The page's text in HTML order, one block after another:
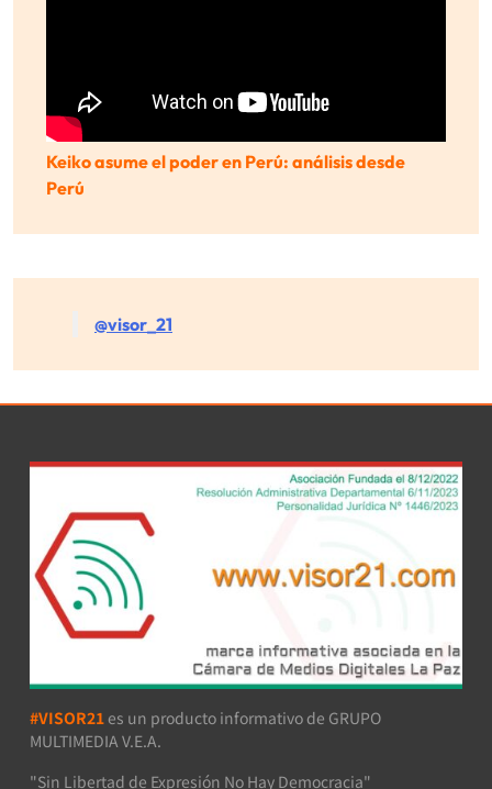
Keiko asume el poder en Perú: análisis desde
Perú
@visor_21
#VISOR21 es un producto informativo de GRUPO
MULTIMEDIA V.E.A.
"Sin Libertad de Expresión No Hay Democracia"